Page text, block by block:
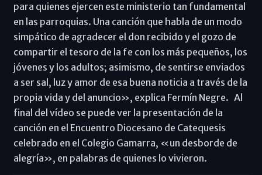
para quienes ejercen este ministerio tan fundamental
en las parroquias. Una canción que habla de un modo
simpático de agradecer el don recibido y el gozo de
compartir el tesoro de la fe con los más pequeños, los
jóvenes y los adultos; asimismo, de sentirse enviados
a ser sal, luz y amor de esa buena noticia a través de la
propia vida y del anuncio», explica Fermín Negre. Al
final del vídeo se puede ver la presentación de la
canción en el Encuentro Diocesano de Catequesis
celebrado en el Colegio Gamarra, «un desborde de
alegría», en palabras de quienes lo vivieron.